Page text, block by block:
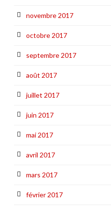
novembre 2017
octobre 2017
septembre 2017
août 2017
juillet 2017
juin 2017
mai 2017
avril 2017
mars 2017
février 2017